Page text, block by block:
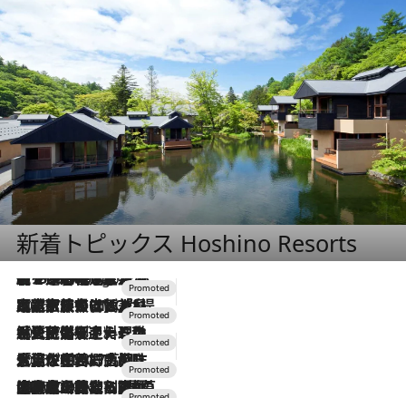
新着トピックス Hoshino Resorts
5 Hours Ago
【トンボの足水浴】ヒノキの香りに包まれて涼感マックス！約13℃の湧水かけ流しを避暑地「星野温泉 トンボの湯」で体験
2026.7.31
【ホテル帰省】という選択肢をOMOが提案。家族とほどよい距離を保つには「昼は実家、夜は気兼ねなくホテルで！」
2026.7.24
【夏限定ディナーコース】旬を迎える稚鮎や花ズッキーニなどをイタリア・トスカーナの郷土料理の手法で満喫！
2026.7.17
「土佐和ハーブかき氷」がOMO7高知に登場！生姜、山椒、大葉など目にも舌にも涼を呼ぶ郷土の味
2026.7.10
NEW OPEN！【界 草津】名湯の地に誕生。趣の異なる2種の温泉と上州ならではの会席・蕎麦割烹など美食を味わう究極の癒やし旅